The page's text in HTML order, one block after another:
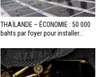
THAÏLANDE – ÉCONOMIE : 50 000
bahts par foyer pour installer...